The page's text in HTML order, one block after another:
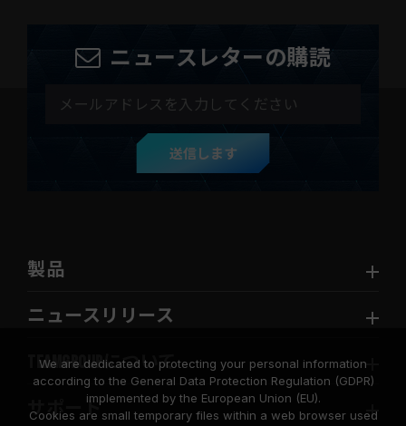
ニュースレターの購読
送信します
製品
ニュースリリース
TEAMGROUPについて
サポート
We are dedicated to protecting your personal information
according to the General Data Protection Regulation (GDPR)
implemented by the European Union (EU).
Cookies are small temporary files within a web browser used